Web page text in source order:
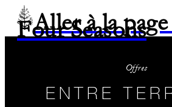
Aller à la
Four Seasons
Offres
ENTRE